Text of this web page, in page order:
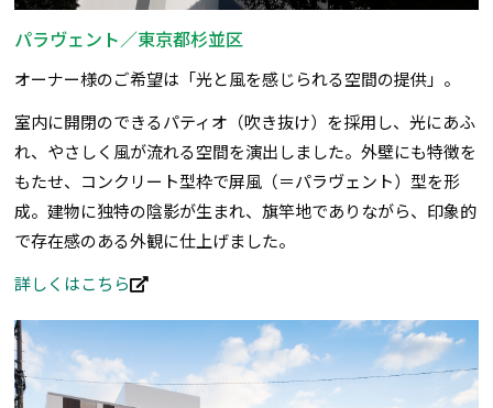
パラヴェント／東京都杉並区
オーナー様のご希望は「光と風を感じられる空間の提供」。
室内に開閉のできるパティオ（吹き抜け）を採用し、光にあふ
れ、やさしく風が流れる空間を演出しました。外壁にも特徴を
もたせ、コンクリート型枠で屏風（＝パラヴェント）型を形
成。建物に独特の陰影が生まれ、旗竿地でありながら、印象的
で存在感のある外観に仕上げました。
詳しくはこちら